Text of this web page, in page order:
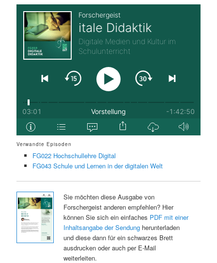
e
n
n
g
e
Verwandte Episoden
FG022 Hochschullehre Digital
FG043 Schule und Lernen in der digitalen Welt
Sie möchten diese Ausgabe von
Forschergeist anderen empfehlen? Hier
können Sie sich ein einfaches PDF mit einer
Inhaltsangabe der Sendungherunterladen
und diese dann für ein schwarzes Brett
ausdrucken oder auch per E-Mail
weiterleiten.